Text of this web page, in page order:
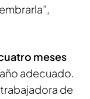
meses
adecuado.
de